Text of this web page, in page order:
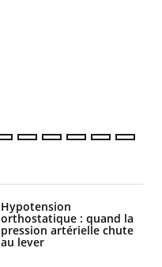
Hypotension
orthostatique : quand la
pression artérielle chute
au lever